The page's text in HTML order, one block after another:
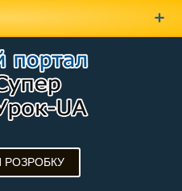
РОЗРОБКУ